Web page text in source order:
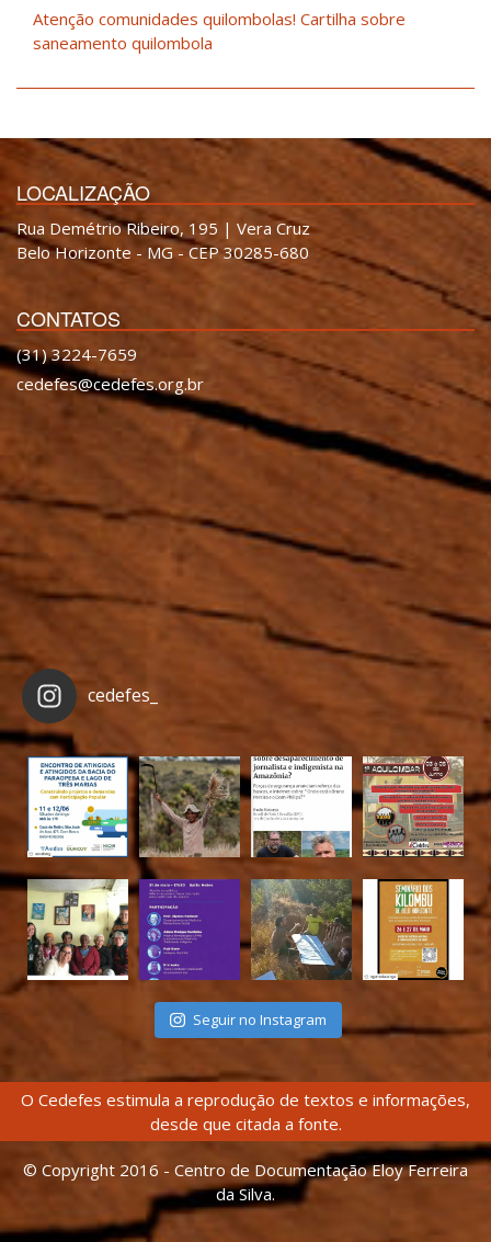
Atenção comunidades quilombolas! Cartilha sobre
saneamento quilombola
LOCALIZAÇÃO
Rua Demétrio Ribeiro, 195 | Vera Cruz
Belo Horizonte - MG - CEP 30285-680
CONTATOS
(31) 3224-7659
cedefes@cedefes.org.br
cedefes_
Seguir no Instagram
O Cedefes estimula a reprodução de textos e informações,
desde que citada a fonte.
© Copyright 2016 - Centro de Documentação Eloy Ferreira
da Silva.